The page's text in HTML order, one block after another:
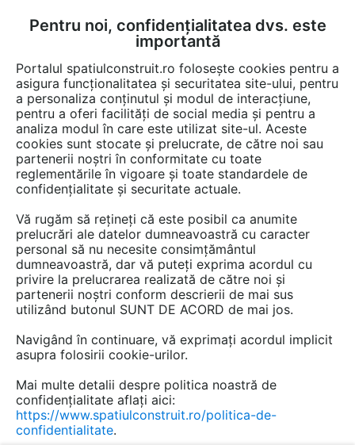
FĂ-ȚI CONT LOGIN
CUM SE FACE
Afla totul despre "Pereti
termoizolati"
1 ARTICOL RESTRANGE
Pentru noi, confidențialitatea dvs. este
importantă
Portalul spatiulconstruit.ro folosește cookies pentru a
asigura funcționalitatea și securitatea site-ului, pentru
a personaliza conținutul și modul de interacțiune,
pentru a oferi facilități de social media și pentru a
analiza modul în care este utilizat site-ul. Aceste
cookies sunt stocate și prelucrate, de către noi sau
partenerii noștri în conformitate cu toate
reglementările în vigoare și toate standardele de
confidențialitate și securitate actuale.
Vă rugăm să rețineți că este posibil ca anumite
prelucrări ale datelor dumneavoastră cu caracter
personal să nu necesite consimțământul
dumneavoastră, dar vă puteți exprima acordul cu
privire la prelucrarea realizată de către noi și
partenerii noștri conform descrierii de mai sus
utilizând butonul SUNT DE ACORD de mai jos.
Navigând în continuare, vă exprimați acordul implicit
asupra folosirii cookie-urilor.
Mai multe detalii despre politica noastră de
confidențialitate aflați aici:
https://www.spatiulconstruit.ro/politica-de-
confidentialitate.